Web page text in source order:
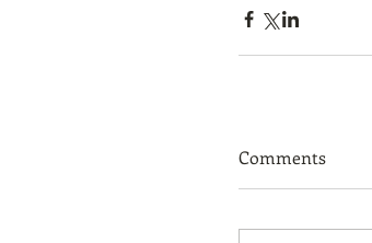
Comments